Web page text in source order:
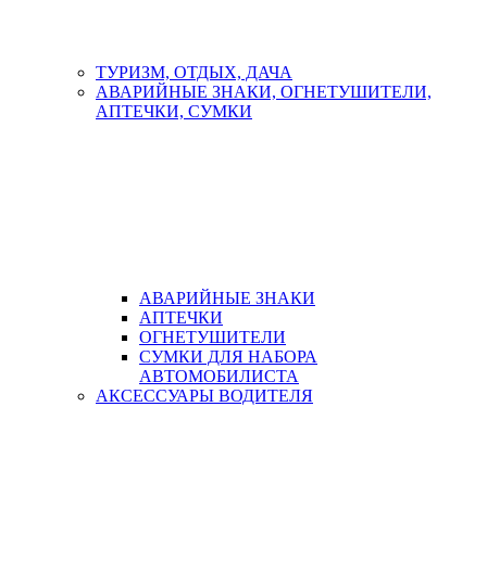
ТУРИЗМ, ОТДЫХ, ДАЧА
АВАРИЙНЫЕ ЗНАКИ, ОГНЕТУШИТЕЛИ,
АПТЕЧКИ, СУМКИ
АВАРИЙНЫЕ ЗНАКИ
АПТЕЧКИ
ОГНЕТУШИТЕЛИ
СУМКИ ДЛЯ НАБОРА
АВТОМОБИЛИСТА
АКСЕССУАРЫ ВОДИТЕЛЯ